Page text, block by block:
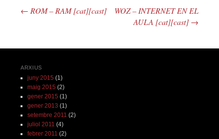
Navegació pels articles
← ROM – RAM [cat][cast]
WOZ – INTERNET EN EL
AULA [cat][cast] →
ARXIUS
juny 2015 (1)
maig 2015 (2)
gener 2015 (1)
gener 2013 (1)
setembre 2011 (2)
juliol 2011 (4)
febrer 2011 (2)